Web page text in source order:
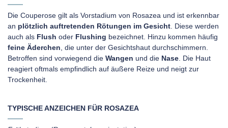
Die Couperose gilt als Vorstadium von Rosazea und ist erkennbar
an plötzlich auftretenden Rötungen im Gesicht . Diese werden
auch als Flush oder Flushing bezeichnet. Hinzu kommen häufig
feine Äderchen , die unter der Gesichtshaut durchschimmern.
Betroffen sind vorwiegend die Wangen und die Nase . Die Haut
reagiert oftmals empfindlich auf äußere Reize und neigt zur
Trockenheit.
TYPISCHE ANZEICHEN FÜR ROSAZEA